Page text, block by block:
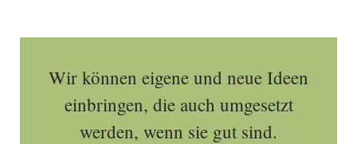
Wir können eigene und neue Ideen
einbringen, die auch umgesetzt
werden, wenn sie gut sind.